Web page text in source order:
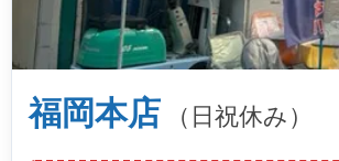
福岡本店 （日祝休み）